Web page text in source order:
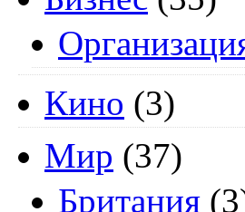
Кино (3)
Мир (37)
Британия